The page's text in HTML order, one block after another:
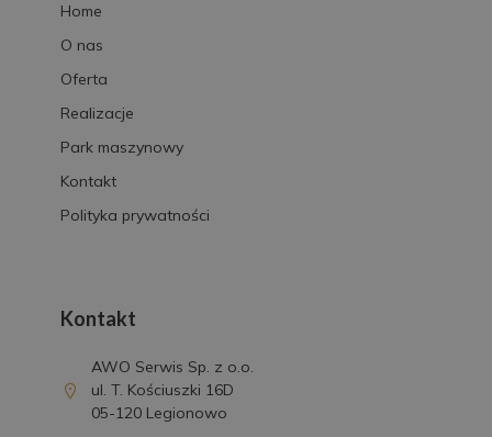
Home
O nas
Oferta
Realizacje
Park maszynowy
Kontakt
Polityka prywatności
Kontakt
AWO Serwis Sp. z o.o.
ul. T. Kościuszki 16D
05-120 Legionowo